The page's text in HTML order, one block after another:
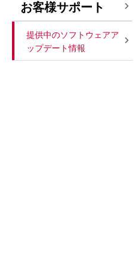
お客様サポート
提供中のソフトウェアア
ップデート情報